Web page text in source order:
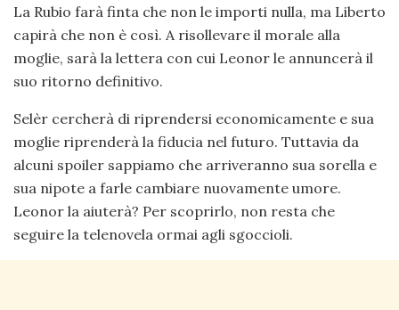
La Rubio farà finta che non le importi nulla, ma Liberto
capirà che non è così. A risollevare il morale alla
moglie, sarà la lettera con cui Leonor le annuncerà il
suo ritorno definitivo.
Selèr cercherà di riprendersi economicamente e sua
moglie riprenderà la fiducia nel futuro. Tuttavia da
alcuni spoiler sappiamo che arriveranno sua sorella e
sua nipote a farle cambiare nuovamente umore.
Leonor la aiuterà? Per scoprirlo, non resta che
seguire la telenovela ormai agli sgoccioli.